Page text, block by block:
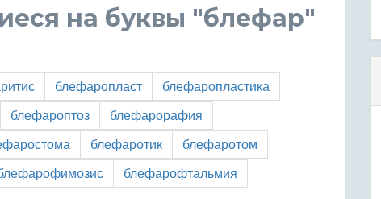
на буквы "блефар"
блефаропласт
блефаропластика
блефароптоз
блефарорафия
блефаротик
блефаротом
блефарофтальмия